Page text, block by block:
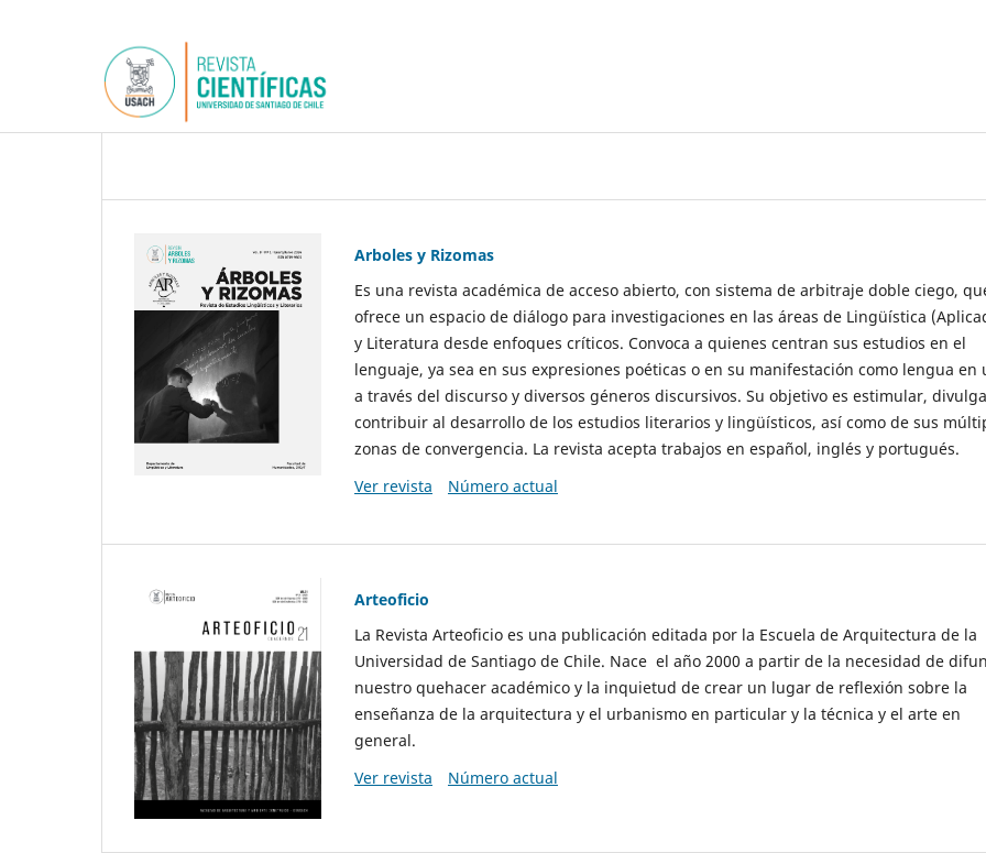
Arboles y Rizomas
Es una revista académica de acceso abierto, con sistema de arbitraje doble ciego,
ofrece un espacio de diálogo para investigaciones en las áreas de Lingüística
y Literatura desde enfoques críticos. Convoca a quienes centran sus estudios en el
lenguaje, ya sea en sus expresiones poéticas o en su manifestación como lengua en
a través del discurso y diversos géneros discursivos. Su objetivo es estimular,
contribuir al desarrollo de los estudios literarios y lingüísticos, así como de sus
zonas de convergencia. La revista acepta trabajos en español, inglés y portugués.
Ver revista
Número actual
Arteoficio
La Revista Arteoficio es una publicación editada por la Escuela de Arquitectura de la
Universidad de Santiago de Chile. Nace el año 2000 a partir de la necesidad de
nuestro quehacer académico y la inquietud de crear un lugar de reflexión sobre la
enseñanza de la arquitectura y el urbanismo en particular y la técnica y el arte en
general.
Ver revista
Número actual